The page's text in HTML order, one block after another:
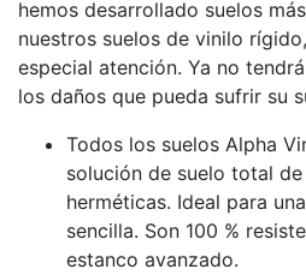
hemos desarrollado suelos
nuestros suelos de vinilo
especial atención. Ya no
los daños que pueda sufrir su
Todos los suelos Alpha
solución de suelo total
herméticas. Ideal para
sencilla. Son 100 %
estanco avanzado.